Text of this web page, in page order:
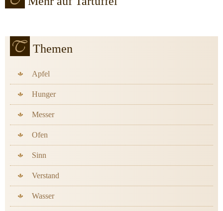
Themen
Apfel
Hunger
Messer
Ofen
Sinn
Verstand
Wasser